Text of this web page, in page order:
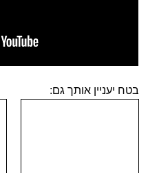
בטח יעניין אותך גם: